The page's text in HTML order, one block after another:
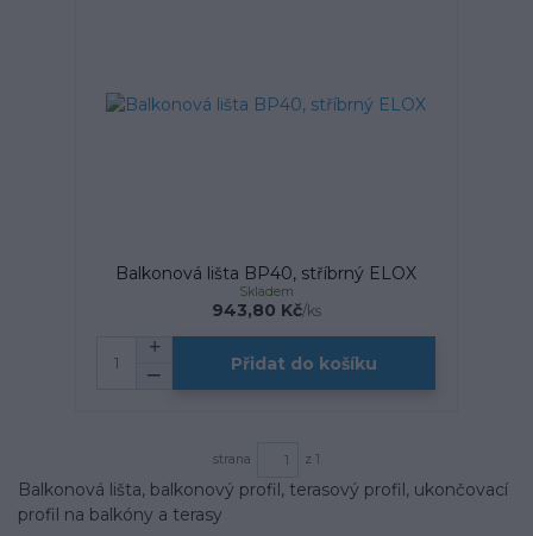
Balkonová lišta BP40, stříbrný ELOX
943,80 Kč/ks
Skladem
Přidat do košíku
strana z 1
Balkonová lišta, balkonový profil, terasový profil, ukončovací
profil na balkóny a terasy